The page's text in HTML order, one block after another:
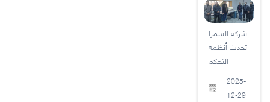
شركة السمرا
تحدث أنظمة
التحكم
2025-
12-29